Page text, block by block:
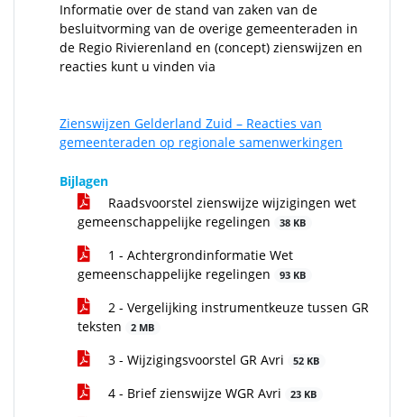
Informatie over de stand van zaken van de
besluitvorming van de overige gemeenteraden in
de Regio Rivierenland en (concept) zienswijzen en
reacties kunt u vinden via
Zienswijzen Gelderland Zuid – Reacties van
gemeenteraden op regionale samenwerkingen
Bijlagen
Raadsvoorstel zienswijze wijzigingen wet
gemeenschappelijke regelingen
38 KB
1 - Achtergrondinformatie Wet
gemeenschappelijke regelingen
93 KB
2 - Vergelijking instrumentkeuze tussen GR
teksten
2 MB
3 - Wijzigingsvoorstel GR Avri 52 KB
4 - Brief zienswijze WGR Avri 23 KB